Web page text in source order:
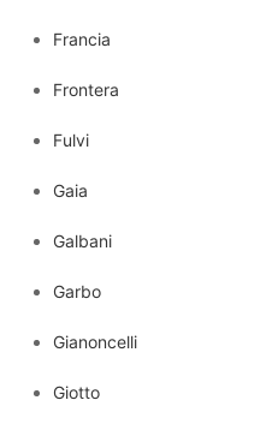
Francia
Frontera
Fulvi
Gaia
Galbani
Garbo
Gianoncelli
Giotto